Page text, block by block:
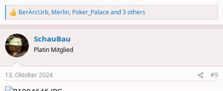
R
e
a
c
t
i
n
s
:
BerArcUrb, Merlin, Poker_Palaceand 3 others
SchauBau
Platin Mitglied
13. Oktober 2024 #9